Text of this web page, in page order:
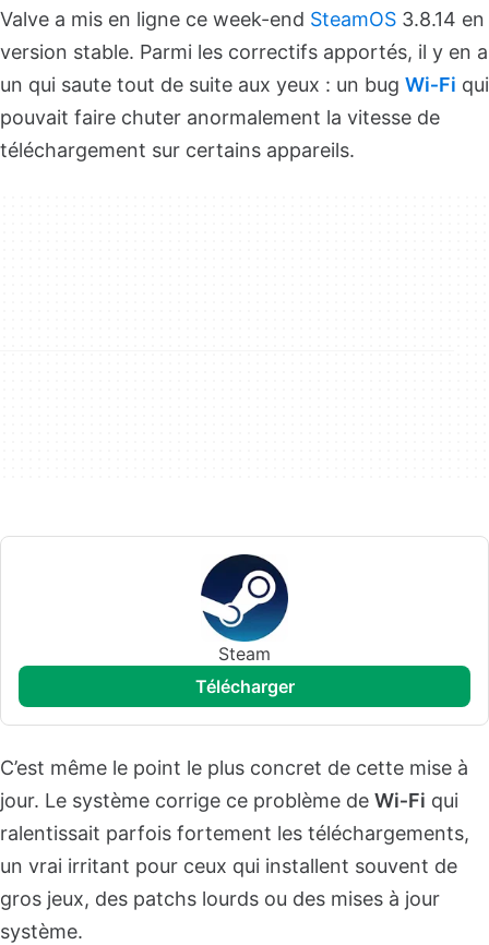
Valve a mis en ligne ce week-end SteamOS 3.8.14 en
version stable. Parmi les correctifs apportés, il y en a
un qui saute tout de suite aux yeux : un bug Wi‑Fi qui
pouvait faire chuter anormalement la vitesse de
téléchargement sur certains appareils.
Steam
télécharger
C’est même le point le plus concret de cette mise à
jour. Le système corrige ce problème de Wi‑Fi qui
ralentissait parfois fortement les téléchargements,
un vrai irritant pour ceux qui installent souvent de
gros jeux, des patchs lourds ou des mises à jour
système.